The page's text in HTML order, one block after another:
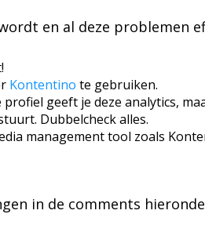
en al deze problemen
Kontentino te gebruiken.
geeft je deze analytics,
Dubbelcheck alles.
management tool zoals
in de comments